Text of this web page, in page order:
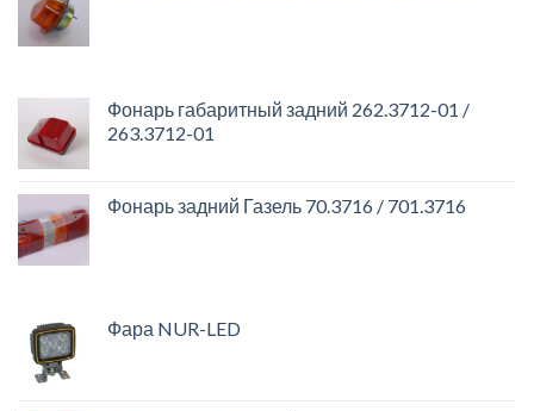
Фонарь габаритный задний 262.3712-01 /
263.3712-01
Фонарь задний Газель 70.3716 / 701.3716
Фара NUR-LED